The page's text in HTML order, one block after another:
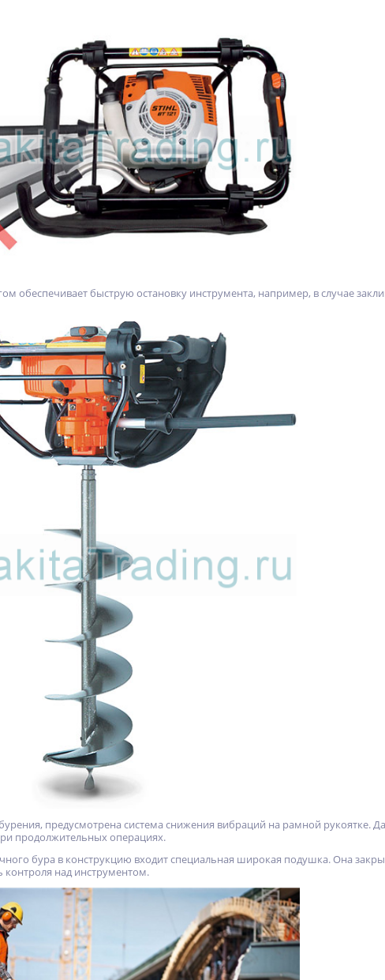
обеспечивает быструю остановку инструмента, например, в случае
предусмотрена система снижения вибраций на рамной рукоятке.
продолжительных операциях.
бура в конструкцию входит специальная широкая подушка. Она
контроля над инструментом.